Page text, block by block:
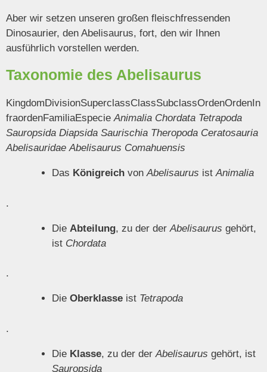
Aber wir setzen unseren großen fleischfressenden
Dinosaurier, den Abelisaurus, fort, den wir Ihnen
ausführlich vorstellen werden.
Taxonomie des Abelisaurus
KingdomDivisionSuperclassClassSubclassOrdenOrdenIn
fraordenFamiliaEspecieAnimalia Chordata Tetrapoda
Sauropsida Diapsida Saurischia Theropoda Ceratosauria
Abelisauridae Abelisaurus Comahuensis
Das KönigreichvonAbelisaurus istAnimalia
.
Die Abteilung, zu der derAbelisaurus gehört,
ist Chordata
.
Die Oberklasseist Tetrapoda
.
Die Klasse, zu der derAbelisaurus gehört, ist
Sauropsida